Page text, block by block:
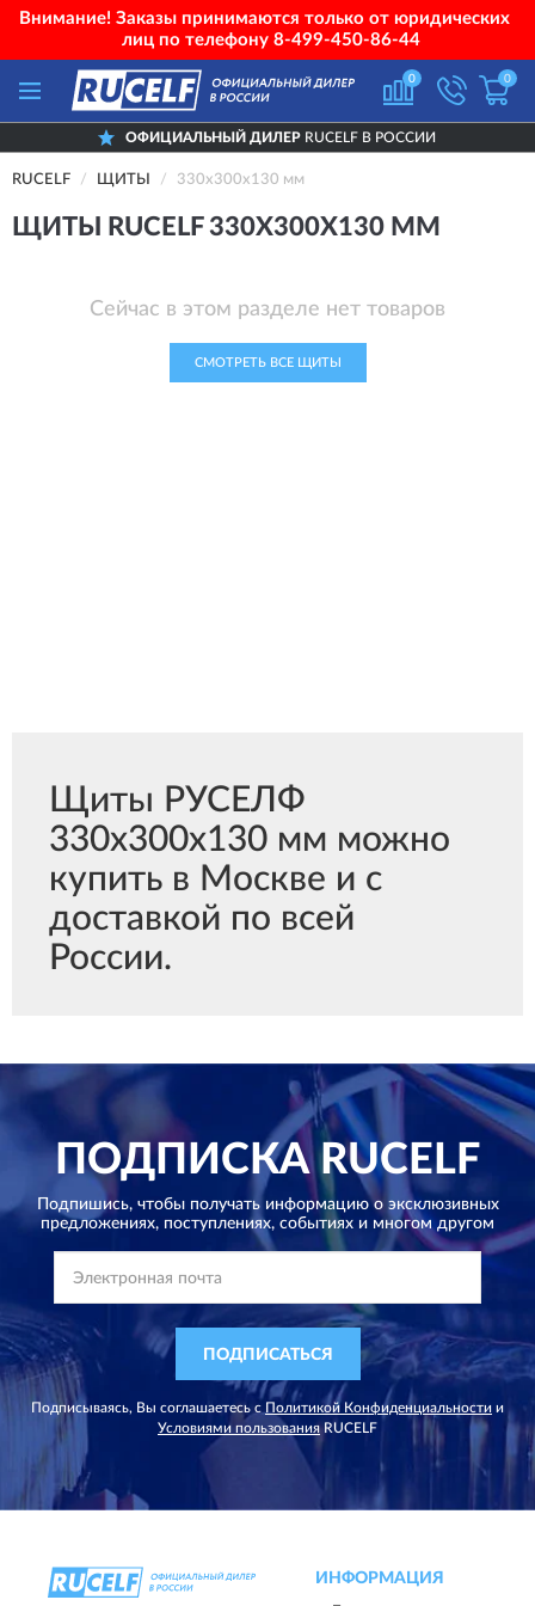
Внимание! Заказы принимаются только от юридических
лиц по телефону 8-499-450-86-44
0 0
ОФИЦИАЛЬНЫЙ ДИЛЕРRUCELF В РОССИИ
RUCELF ЩИТЫ 330х300х130 мм
ЩИТЫ RUCELF 330Х300Х130 ММ
Сейчас в этом разделе нет товаров
СМОТРЕТЬ ВСЕ ЩИТЫ
Щиты РУСЕЛФ
330х300х130 мм можно
купить в Москве и с
доставкой по всей
России.
ПОДПИСКАRUCELF
Подпишись, чтобы получать информацию о эксклюзивных
предложениях, поступлениях, событиях и многом другом
ПОДПИСАТЬСЯ
Подписываясь, Вы соглашаетесь с Политикой Конфиденциальности и
Условиями пользованияRUCELF
ИНФОРМАЦИЯ